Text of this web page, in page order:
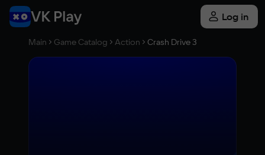
Log in
Main Game Catalog Action Crash Drive 3